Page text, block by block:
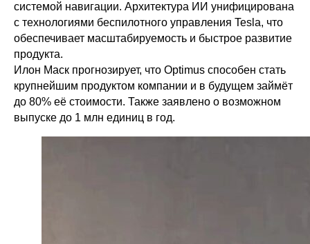
системой навигации. Архитектура ИИ унифицирована
с технологиями беспилотного управления Tesla, что
обеспечивает масштабируемость и быстрое развитие
продукта.
Илон Маск прогнозирует, что Optimus способен стать
крупнейшим продуктом компании и в будущем займёт
до 80% её стоимости. Также заявлено о возможном
выпуске до 1 млн единиц в год.